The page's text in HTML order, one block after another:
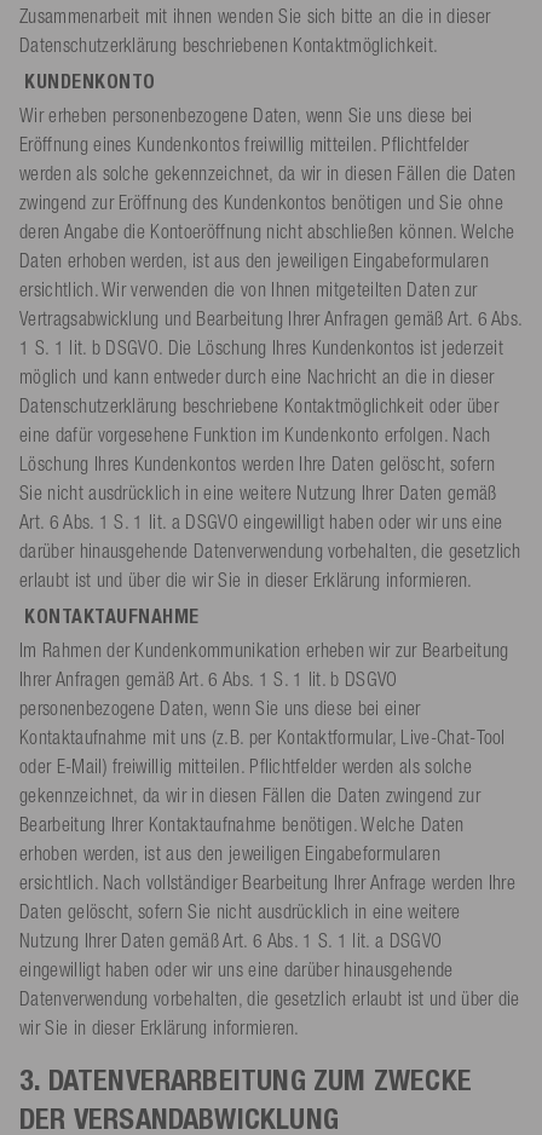
Zusammenarbeit mit ihnen wenden Sie sich bitte an die in dieser
Datenschutzerklärung beschriebenen Kontaktmöglichkeit.
KUNDENKONTO
Wir erheben personenbezogene Daten, wenn Sie uns diese bei
Eröffnung eines Kundenkontos freiwillig mitteilen. Pflichtfelder
werden als solche gekennzeichnet, da wir in diesen Fällen die Daten
zwingend zur Eröffnung des Kundenkontos benötigen und Sie ohne
deren Angabe die Kontoeröffnung nicht abschließen können. Welche
Daten erhoben werden, ist aus den jeweiligen Eingabeformularen
ersichtlich. Wir verwenden die von Ihnen mitgeteilten Daten zur
Vertragsabwicklung und Bearbeitung Ihrer Anfragen gemäß Art. 6 Abs.
1 S. 1 lit. b DSGVO. Die Löschung Ihres Kundenkontos ist jederzeit
möglich und kann entweder durch eine Nachricht an die in dieser
Datenschutzerklärung beschriebene Kontaktmöglichkeit oder über
eine dafür vorgesehene Funktion im Kundenkonto erfolgen. Nach
Löschung Ihres Kundenkontos werden Ihre Daten gelöscht, sofern
Sie nicht ausdrücklich in eine weitere Nutzung Ihrer Daten gemäß
Art. 6 Abs. 1 S. 1 lit. a DSGVO eingewilligt haben oder wir uns eine
darüber hinausgehende Datenverwendung vorbehalten, die gesetzlich
erlaubt ist und über die wir Sie in dieser Erklärung informieren.
KONTAKTAUFNAHME
Im Rahmen der Kundenkommunikation erheben wir zur Bearbeitung
Ihrer Anfragen gemäß Art. 6 Abs. 1 S. 1 lit. b DSGVO
personenbezogene Daten, wenn Sie uns diese bei einer
Kontaktaufnahme mit uns (z.B. per Kontaktformular, Live-Chat-Tool
oder E-Mail) freiwillig mitteilen. Pflichtfelder werden als solche
gekennzeichnet, da wir in diesen Fällen die Daten zwingend zur
Bearbeitung Ihrer Kontaktaufnahme benötigen. Welche Daten
erhoben werden, ist aus den jeweiligen Eingabeformularen
ersichtlich. Nach vollständiger Bearbeitung Ihrer Anfrage werden Ihre
Daten gelöscht, sofern Sie nicht ausdrücklich in eine weitere
Nutzung Ihrer Daten gemäß Art. 6 Abs. 1 S. 1 lit. a DSGVO
eingewilligt haben oder wir uns eine darüber hinausgehende
Datenverwendung vorbehalten, die gesetzlich erlaubt ist und über die
wir Sie in dieser Erklärung informieren.
3. DATENVERARBEITUNG ZUM ZWECKE
DER VERSANDABWICKLUNG